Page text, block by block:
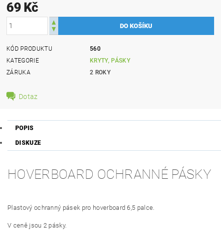
69 Kč
KÓD PRODUKTU
560
KATEGORIE
KRYTY, PÁSKY
ZÁRUKA
2 ROKY
Dotaz
POPIS
DISKUZE
HOVERBOARD OCHRANNÉ PÁSKY
Plastový ochranný pásek pro hoverboard 6,5 palce.
V ceně jsou 2 pásky.